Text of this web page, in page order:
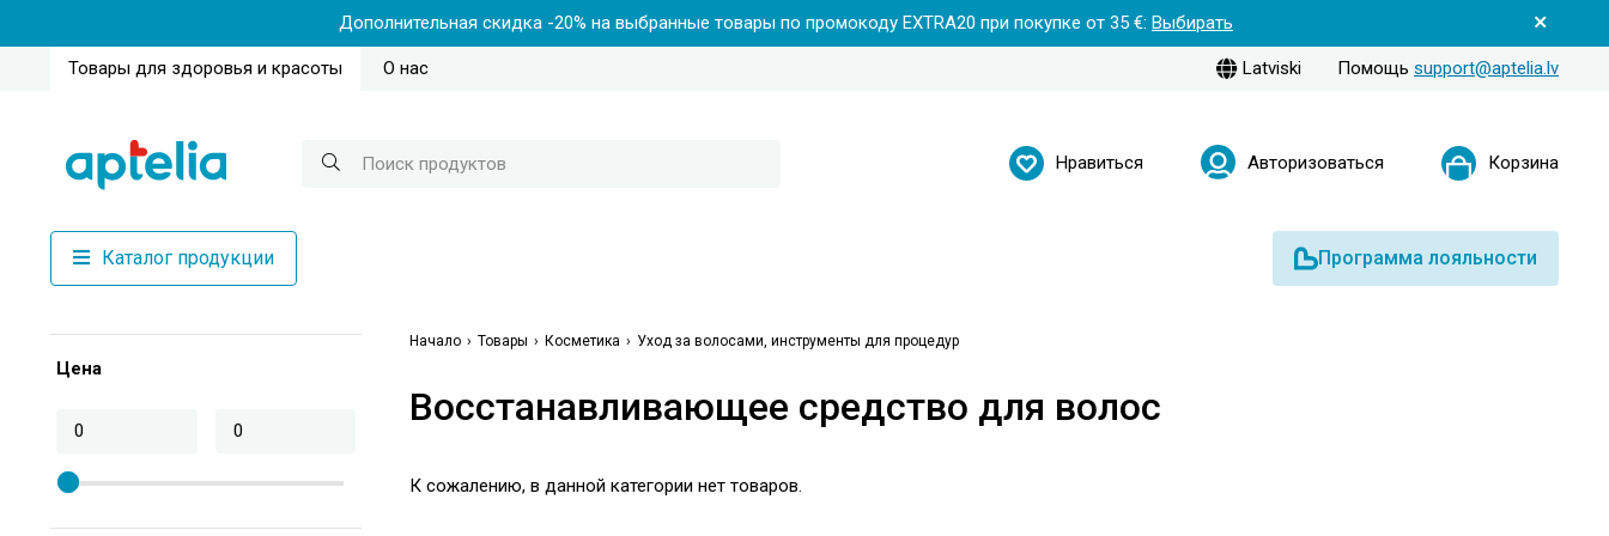
Дополнительная скидка -20% на выбранные товары по промокоду EXTRA20 при покупке от 35 €: Выбирать
Товары для здоровья и красоты О нас Latviski Помощь support@aptelia.lv
Нравиться Авторизоваться Корзина
Каталог продукции Программа лояльности
Цена
Начало Товары Косметика Уход за волосами, инструменты для процедур
Восстанавливающее средство для волос
К сожалению, в данной категории нет товаров.